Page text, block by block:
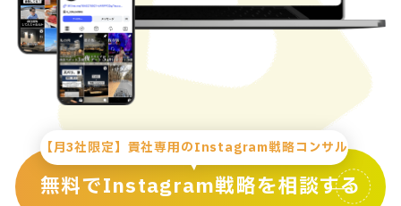
【月3社限定】貴社専用のInstagram戦略コンサル
無料でInstagram戦略を相談する